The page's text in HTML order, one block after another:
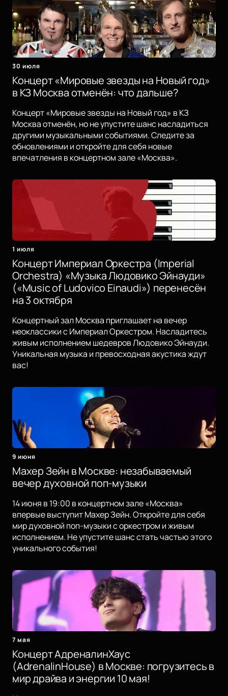
30 июля
Концерт «Мировые звезды на Новый год»
в КЗ Москва отменён: что дальше?
Концерт «Мировые звезды на Новый год» в КЗ
Москва отменён, но не упустите шанс насладиться
другими музыкальными событиями. Следите за
обновлениями и откройте для себя новые
впечатления в концертном зале «Москва».
1 июля
Концерт Империал Оркестра (Imperial
Orchestra) «Музыка Людовико Эйнауди»
(«Music of Ludovico Einaudi») перенесён
на 3 октября
Концертный зал Москва приглашает на вечер
неоклассики с Империал Оркестром. Насладитесь
живым исполнением шедевров Людовико Эйнауди.
Уникальная музыка и превосходная акустика ждут
вас!
9 июня
Махер Зейн в Москве: незабываемый
вечер духовной поп-музыки
14 июня в 19:00 в концертном зале «Москва»
впервые выступит Махер Зейн. Откройте для себя
мир духовной поп-музыки с оркестром и живым
исполнением. Не упустите шанс стать частью этого
уникального события!
7 мая
Концерт АдреналинХаус
(AdrenalinHouse) в Москве: погрузитесь в
мир драйва и энергии 10 мая!